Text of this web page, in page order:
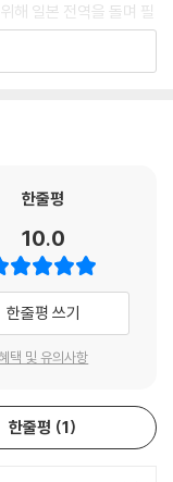
해 일본 전역을 돌며 필
메’는 잊고 있던 진실
한줄평
10.0
한줄평 쓰기
택 및 유의사항
한줄평 1